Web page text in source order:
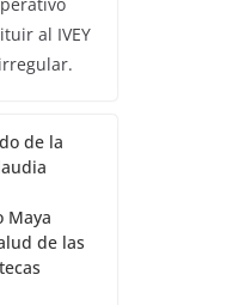
al IVEY
de la
Maya
de las